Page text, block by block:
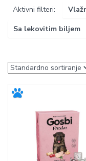
Aktivni filteri:
Sa lekovitim biljem